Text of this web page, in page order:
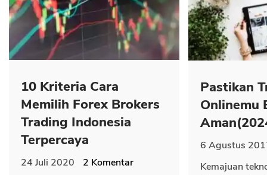
10 Kriteria Cara
Memilih Forex Brokers
Trading Indonesia
Terpercaya
24 Juli 2020 2 Komentar
Pastikan
Onlinemu
6 Agustus
Kemajuan